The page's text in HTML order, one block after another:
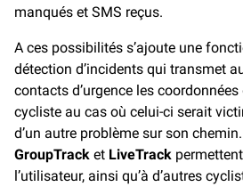
manqués et SMS reçus.
A ces possibilités s’ajoute une
détection d’incidents qui transmet
contacts d’urgence les
cycliste au cas où celui-ci serait
d’un autre problème sur son
GroupTrack et LiveTrack
l’utilisateur, ainsi qu’à d’autres